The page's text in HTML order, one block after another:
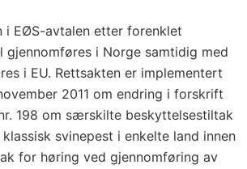
i EØS-avtalen etter forenklet
gjennomføres i Norge samtidig med
i EU. Rettsakten er implementert
2011 om endring i forskrift
198 om særskilte beskyttelsestiltak
svinepest i enkelte land innen
for høring ved gjennomføring av